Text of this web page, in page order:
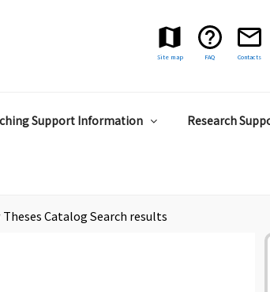
Site map FAQ Contacts
Support Information Research
Catalog Search results